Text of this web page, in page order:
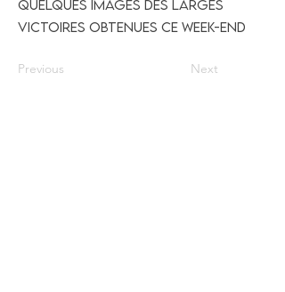
Quelques images des larges
victoires obtenues ce week-end
Previous Next